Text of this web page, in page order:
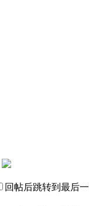
回帖后跳转到最后